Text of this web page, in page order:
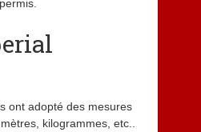
ont adopté des mesures
kilogrammes, etc..